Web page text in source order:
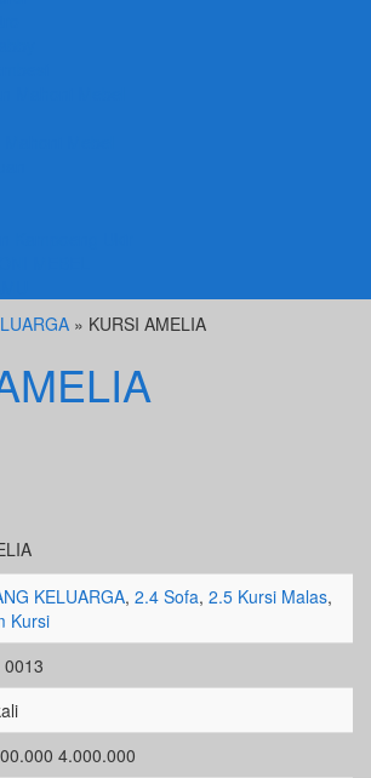
» KURSI AMELIA
KELUARGA, 2.4 Sofa, 2.5 Kursi Malas,
Kursi
4.000.000